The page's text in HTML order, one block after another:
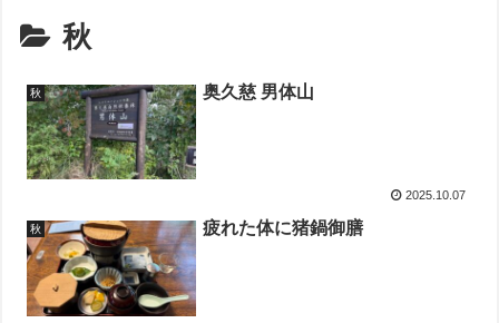
秋
秋 奥久慈 男体山
2025.10.07
秋 疲れた体に猪鍋御膳